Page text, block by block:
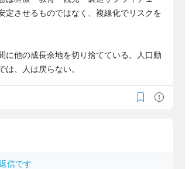
定させるものではなく、複線化でリスクを
に他の成長余地を切り捨てている。人口動
、人は戻らない。
信です